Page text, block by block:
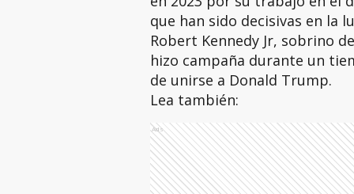
que han sido decisivas en la
Robert Kennedy Jr, sobrino
hizo campaña durante un
de unirse a Donald Trump.
Lea también:
Ads